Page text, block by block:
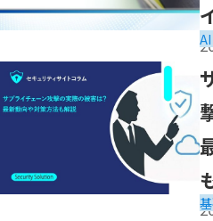
「サプライチェーン攻撃の実
最新動向や対策方法も解説」の